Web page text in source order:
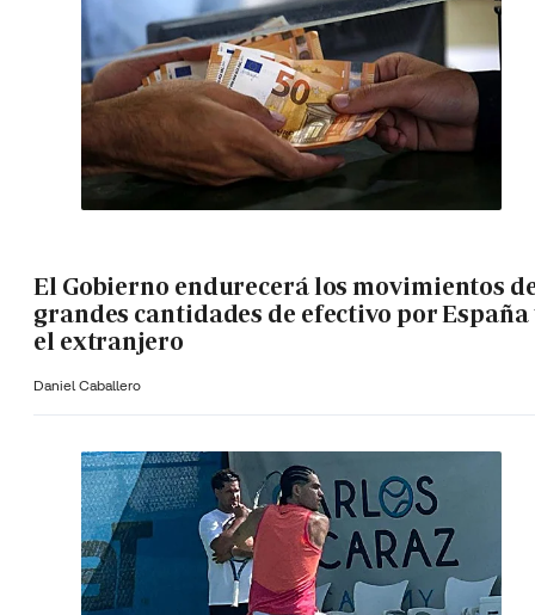
El Gobierno endurecerá los movimientos
grandes cantidades de efectivo por España
el extranjero
Daniel Caballero